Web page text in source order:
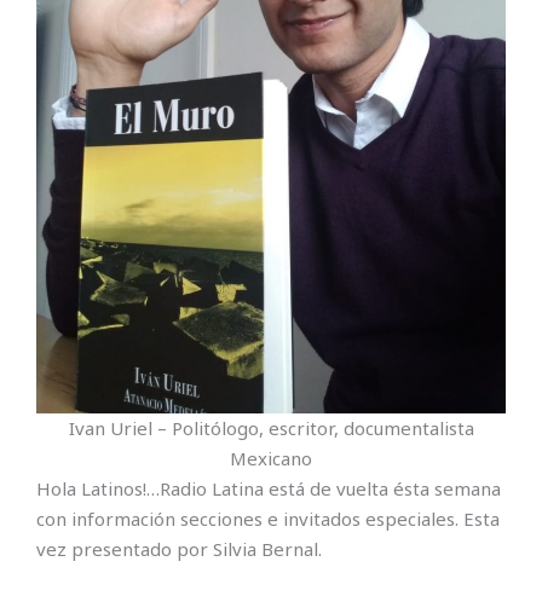
Ivan Uriel – Politólogo, escritor, documentalista
Mexicano
Hola Latinos!…Radio Latina está de vuelta ésta semana
con información secciones e invitados especiales. Esta
vez presentado por Silvia Bernal.